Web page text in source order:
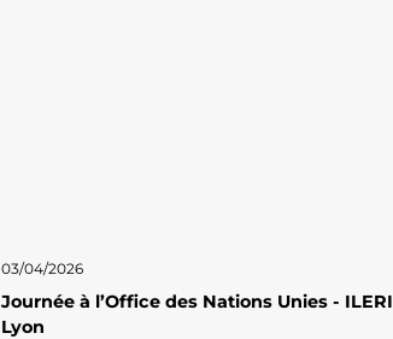
03/04/2026
Journée à l’Office des Nations Unies - ILERI
Lyon